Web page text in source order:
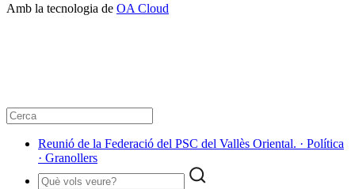
Amb la tecnologia de OA Cloud
Reunió de la Federació del PSC del Vallès Oriental. · Política
· Granollers